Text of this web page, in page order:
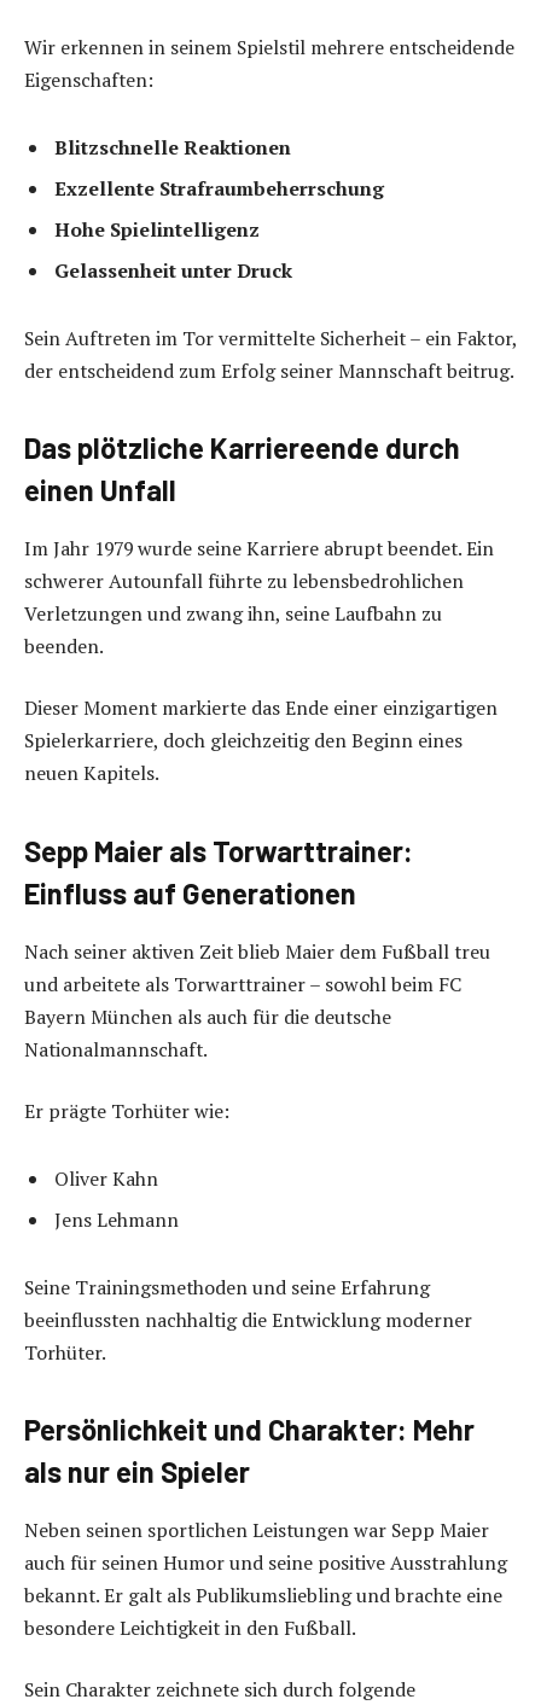
Wir erkennen in seinem Spielstil mehrere entscheidende
Eigenschaften:
Blitzschnelle Reaktionen
Exzellente Strafraumbeherrschung
Hohe Spielintelligenz
Gelassenheit unter Druck
Sein Auftreten im Tor vermittelte Sicherheit – ein Faktor,
der entscheidend zum Erfolg seiner Mannschaft beitrug.
Das plötzliche Karriereende durch
einen Unfall
Im Jahr 1979 wurde seine Karriere abrupt beendet. Ein
schwerer Autounfall führte zu lebensbedrohlichen
Verletzungen und zwang ihn, seine Laufbahn zu
beenden.
Dieser Moment markierte das Ende einer einzigartigen
Spielerkarriere, doch gleichzeitig den Beginn eines
neuen Kapitels.
Sepp Maier als Torwarttrainer:
Einfluss auf Generationen
Nach seiner aktiven Zeit blieb Maier dem Fußball treu
und arbeitete als Torwarttrainer – sowohl beim FC
Bayern München als auch für die deutsche
Nationalmannschaft.
Er prägte Torhüter wie:
Oliver Kahn
Jens Lehmann
Seine Trainingsmethoden und seine Erfahrung
beeinflussten nachhaltig die Entwicklung moderner
Torhüter.
Persönlichkeit und Charakter: Mehr
als nur ein Spieler
Neben seinen sportlichen Leistungen war Sepp Maier
auch für seinen Humor und seine positive Ausstrahlung
bekannt. Er galt als Publikumsliebling und brachte eine
besondere Leichtigkeit in den Fußball.
Sein Charakter zeichnete sich durch folgende